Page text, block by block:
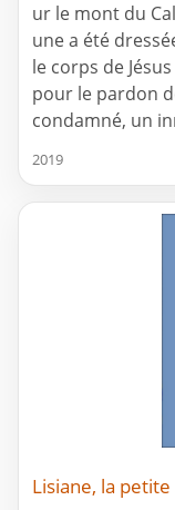
ur le mont du
une a été
le corps de
pour le pardon
condamné, un
2019
Lisiane, la